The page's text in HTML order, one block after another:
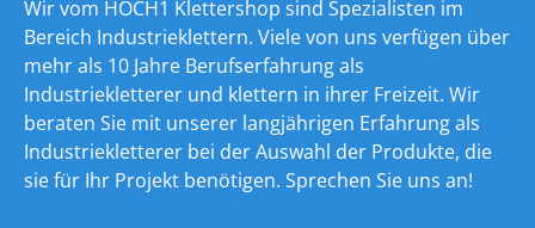
Wir vom HOCH1 Klettershop sind Spezialisten im
Bereich Industrieklettern. Viele von uns verfügen über
mehr als 10 Jahre Berufserfahrung als
Industriekletterer und klettern in ihrer Freizeit. Wir
beraten Sie mit unserer langjährigen Erfahrung als
Industriekletterer bei der Auswahl der Produkte, die
sie für Ihr Projekt benötigen. Sprechen Sie uns an!